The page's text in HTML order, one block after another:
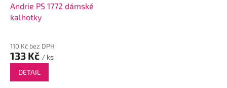
Andrie PS 1772 dámské
kalhotky
110 Kč bez DPH
133 Kč / ks
DETAIL